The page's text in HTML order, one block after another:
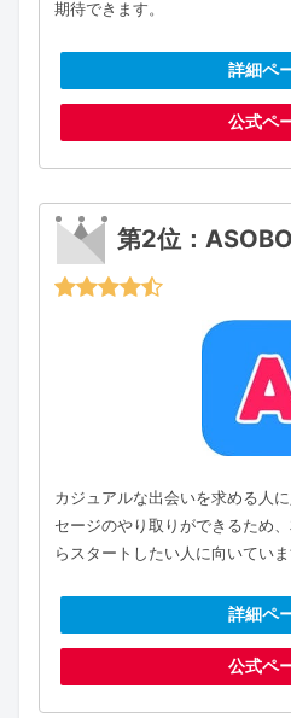
期待できます。
詳細ペ
公式ペ
第2位：ASOBO
カジュアルな出会いを求める人
セージのやり取りができるため
らスタートしたい人に向いていま
詳細ペ
公式ペ